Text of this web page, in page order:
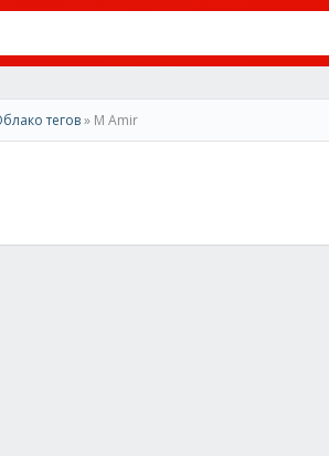
тегов» M Amir